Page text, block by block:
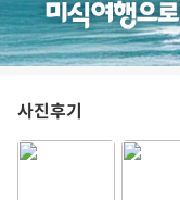
사진후기